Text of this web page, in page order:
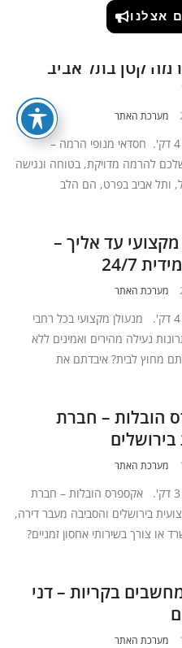
אצלנו
קטן בתל אביב
מערכת האתר
זמן קריאה: 4 דק'. חסדאי מנופי הרמה –
להרמה מדויקת, בטוחה ונגישה
ותל אביב בפרט, הם הלב
מקצועי עד אליך –
24/7
מערכת האתר
זמן קריאה: 4 דק'. מנעולן מקצועי בכל רחבי
נעילה מהירים ואמינים ללא
מחוץ לבית? איבדתם את
הובלות – חברת
בירושלים
מערכת האתר
זמן קריאה: 3 דק'. אקספרס הובלות – חברת
בירושלים והסביבה מעבר דירה,
או צורך בשירותי אחסון זמניים?
בקריות – דני
מערכת האתר